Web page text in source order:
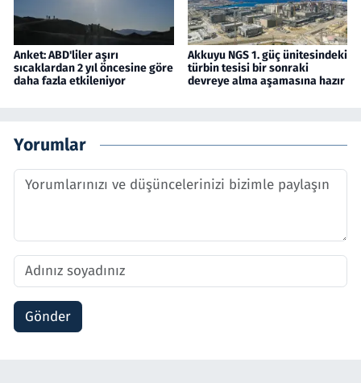
Anket: ABD'liler aşırı
sıcaklardan 2 yıl öncesine göre
daha fazla etkileniyor
Akkuyu NGS 1. güç ünitesindeki
türbin tesisi bir sonraki
devreye alma aşamasına hazır
Yorumlar
Gönder